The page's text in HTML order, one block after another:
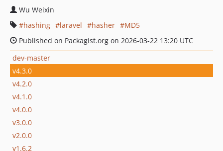
Wu Weixin
hashing
laravel hasher
MD5
Published on Packagist.org on 2026-03-22 13:20 UTC
dev-master
v4.3.0
v4.2.0
v4.1.0
v4.0.0
v3.0.0
v2.0.0
v1.6.2